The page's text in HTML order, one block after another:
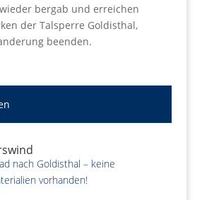
bergab und erreichen
der Talsperre Goldisthal,
beenden.
nach Goldisthal – keine
vorhanden!